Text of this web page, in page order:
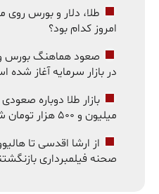
طلا، دلار و بورس روی
امروز کدام بود؟
صعود هماهنگ بورس
در بازار سرمایه آغاز شده
میلیون و ۵۰۰ هزار تومان شد
صحنه فیلمبرداری